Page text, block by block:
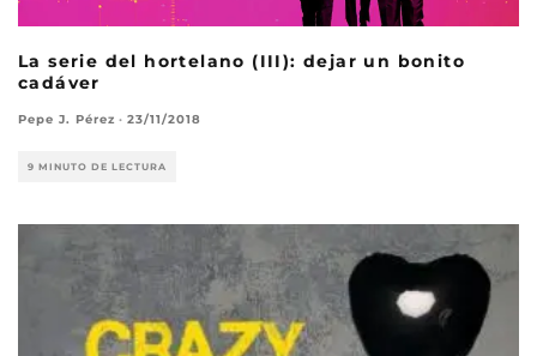
La serie del hortelano (III): dejar un bonito
cadáver
Pepe J. Pérez · 23/11/2018
9 MINUTO DE LECTURA